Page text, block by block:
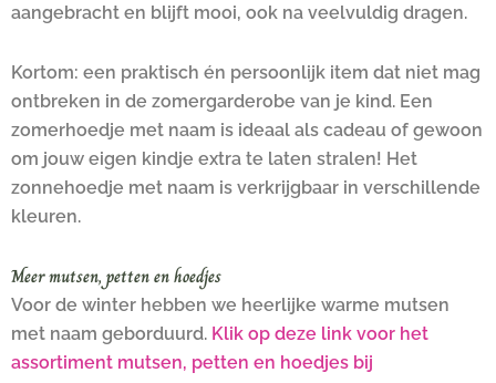
aangebracht en blijft mooi, ook na veelvuldig dragen.
Kortom: een praktisch én persoonlijk item dat niet mag
ontbreken in de zomergarderobe van je kind. Een
zomerhoedje met naam is ideaal als cadeau of gewoon
om jouw eigen kindje extra te laten stralen! Het
zonnehoedje met naam is verkrijgbaar in verschillende
kleuren.
Meer mutsen, petten en hoedjes
Voor de winter hebben we heerlijke warme mutsen
met naam geborduurd. Klik op deze link voor het
assortiment mutsen, petten en hoedjes bij